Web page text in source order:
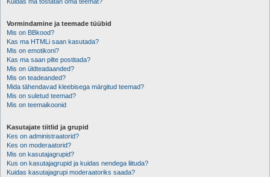
Vormindamine ja teemade tüübid
Mis on BBkood?
Kas ma HTMLi saan kasutada?
Mis on emotikoni?
Kas ma saan pilte postitada?
Mis on üldteadaanded?
Mis on teadeanded?
Mida tähendavad kleebisega märgitud teemad?
Mis on suletud teemad?
Mis on teemaikoonid
Kasutajate tiitlid ja grupid
Kes on administraatorid?
Kes on moderaatorid?
Mis on kasutajagrupid?
Kus on kasutajagrupid ja kuidas nendega liituda?
Kuidas kasutajagrupi moderaatoriks saada?